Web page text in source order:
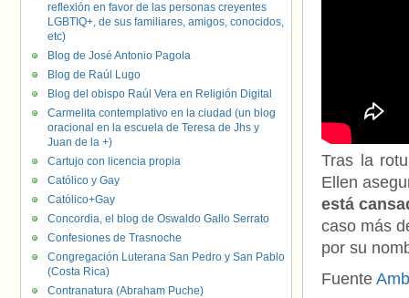
Tras la
Ellen
está
caso más
por su
Fuente
reflexión en favor de las personas creyentes
LGBTIQ+, de sus familiares, amigos, conocidos,
etc)
Blog de José Antonio Pagola
Blog de Raúl Lugo
Blog del obispo Raúl Vera en Religión Digital
Carmelita contemplativo en la ciudad (un blog
oracional en la escuela de Teresa de Jhs y
Juan de la +)
Cartujo con licencia propia
Católico y Gay
Católico+Gay
Concordia, el blog de Oswaldo Gallo Serrato
Confesiones de Trasnoche
Congregación Luterana San Pedro y San Pablo
(Costa Rica)
Contranatura (Abraham Puche)